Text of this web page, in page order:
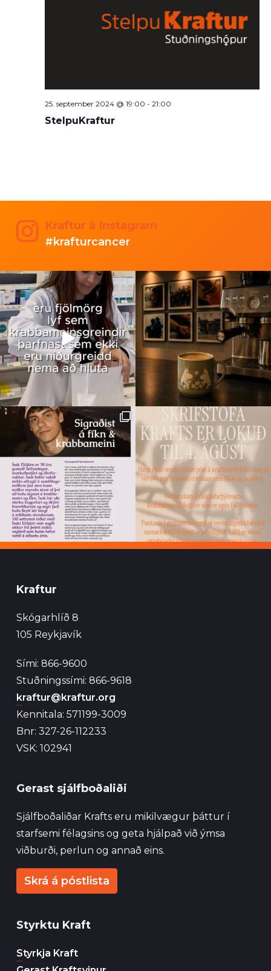
25. september 2024 @ 19:00 - 21:00
StelpuKraftur
Kraftur á Instagram
#krafturcancer
Kraftur
Skógarhlíð 8
105 Reykjavík
Sími: 866-9600
Stuðningssími: 866-9618
kraftur@kraftur.org
Kennitala: 571199-3009
Bnr: 327-26-112233
VSK: 102941
Gerast sjálfboðaliði
Sjálfboðaliðar Krafts eru mikilvægur þáttur í
starfsemi félagsins og geta hjálpað við ýmsa
viðburði, perlun og annað eins.
Skrá á póstlista
Styrktu Kraft
Styrkja Kraft